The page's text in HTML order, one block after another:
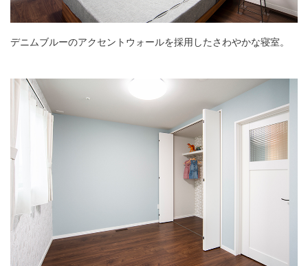
デニムブルーのアクセントウォールを採用したさわやかな寝室。